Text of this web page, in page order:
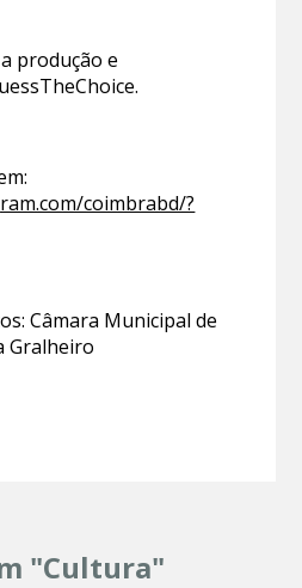
produção e
coimbrabd/?
Câmara Municipal de
Gralheiro
"Cultura"